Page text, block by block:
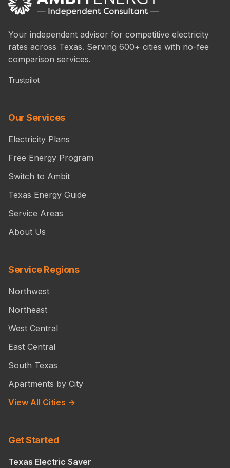
Your independent advisor for competitive electricity
rates across Texas. Serving 600+ cities with no-fee
comparison services.
Trustpilot
Our Services
Electricity Plans
Free Energy Program
Switch to Ambit
Texas Energy Guide
Service Areas
About Us
Service Regions
Northwest
Northeast
West Central
East Central
South Texas
Apartments by City
View All Cities →
Get Started
Texas Electric Saver